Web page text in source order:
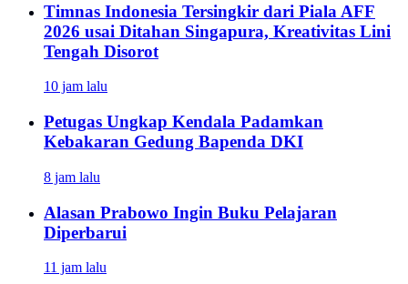
Timnas Indonesia Tersingkir dari Piala AFF
2026 usai Ditahan Singapura, Kreativitas Lini
Tengah Disorot
10 jam lalu
Petugas Ungkap Kendala Padamkan
Kebakaran Gedung Bapenda DKI
8 jam lalu
Alasan Prabowo Ingin Buku Pelajaran
Diperbarui
11 jam lalu